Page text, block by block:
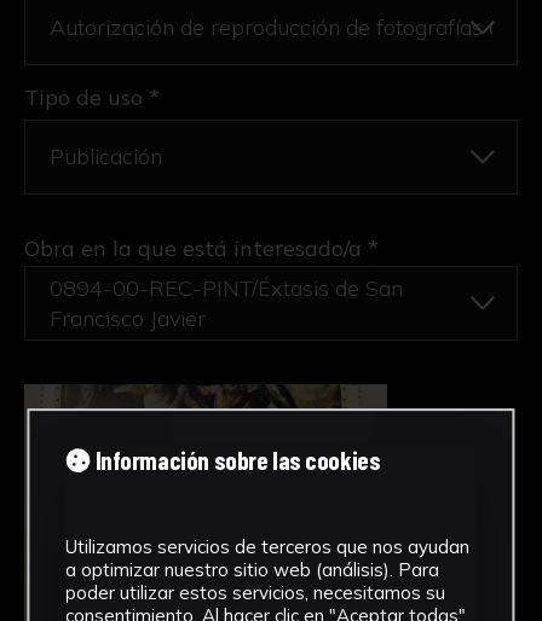
Tipo de uso *
Obra en la que está interesado/a *
0894-00-REC-PINT/Éxtasis de San
Francisco Javier
Información sobre las cookies
Utilizamos servicios de terceros que nos ayudan
a optimizar nuestro sitio web (análisis). Para
poder utilizar estos servicios, necesitamos su
consentimiento. Al hacer clic en "Aceptar todas",